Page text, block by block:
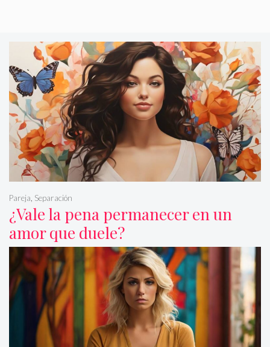
¿Vale la pena permanecer en un
amor que duele?
Pareja Separación